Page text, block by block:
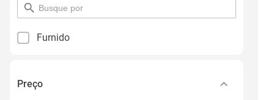
pesquisar
por
Furnido
Preço